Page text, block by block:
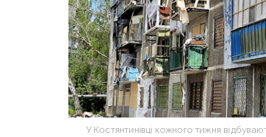
У Костянтинівці кожного тижня